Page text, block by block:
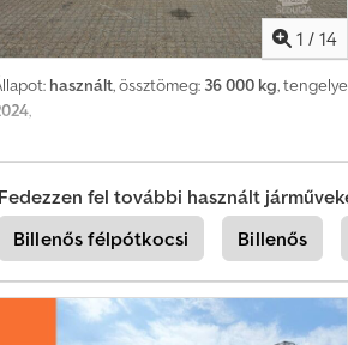
1 / 14
használt, össztömeg: 36 000 kg,
fel további használt
Billenős félpótkocsi
Billenős